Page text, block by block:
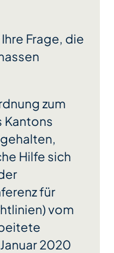
Frage, die
zum
Kantons
Hilfe sich
für
vom
2020